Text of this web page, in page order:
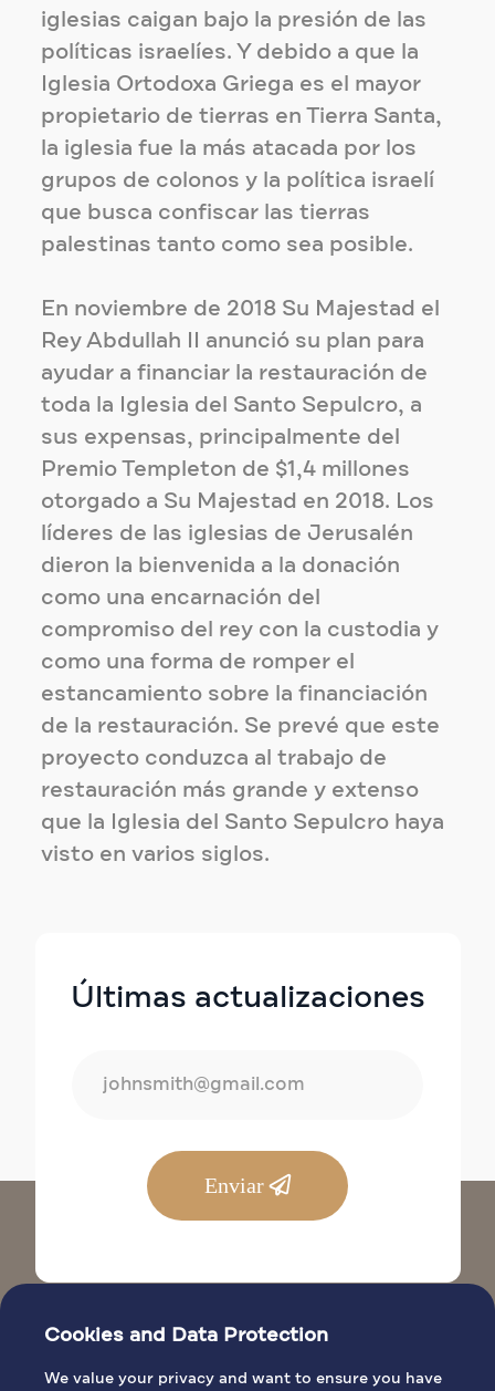
iglesias caigan bajo la presión de las
políticas israelíes. Y debido a que la
Iglesia Ortodoxa Griega es el mayor
propietario de tierras en Tierra Santa,
la iglesia fue la más atacada por los
grupos de colonos y la política israelí
que busca confiscar las tierras
palestinas tanto como sea posible.
En noviembre de 2018 Su Majestad el
Rey Abdullah II anunció su plan para
ayudar a financiar la restauración de
toda la Iglesia del Santo Sepulcro, a
sus expensas, principalmente del
Premio Templeton de $1,4 millones
otorgado a Su Majestad en 2018. Los
líderes de las iglesias de Jerusalén
dieron la bienvenida a la donación
como una encarnación del
compromiso del rey con la custodia y
como una forma de romper el
estancamiento sobre la financiación
de la restauración. Se prevé que este
proyecto conduzca al trabajo de
restauración más grande y extenso
que la Iglesia del Santo Sepulcro haya
visto en varios siglos.
Cookies and Data Protection
We value your privacy and want to ensure you have
Últimas actualizaciones
Enviar